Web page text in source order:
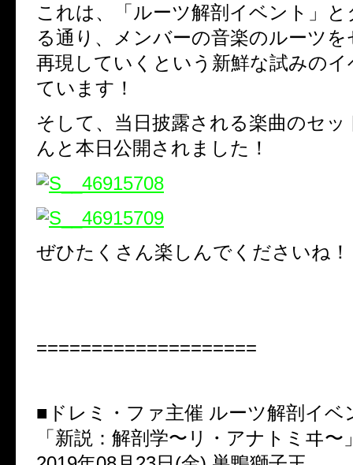
これは、「ルーツ解剖イベント」
る通り、メンバーの音楽のルーツ
再現していくという新鮮な試みの
ています！
そして、当日披露される楽曲のセ
んと本日公開されました！
ぜひたくさん楽しんでくださいね！
====================
■ドレミ・ファ主催 ルーツ解剖イベ
「新説：解剖学〜リ・アナトミヰ〜